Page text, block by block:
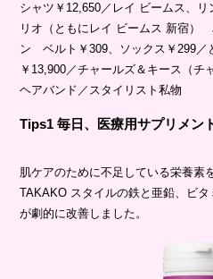
シャツ￥12,650／レイ ビームス、
リオ（ともにレイ ビームス 新宿）
ン ベルト￥309、ソックス￥299
￥13,900／チャールズ＆キース（
ヘアバンド／スタイリスト私物
Tips1 毎日、医療用サプリメン
肌ケアのために不足している栄養素
TAKAKO スタイルの鉄と亜鉛、ビ
が劇的に改善しました。